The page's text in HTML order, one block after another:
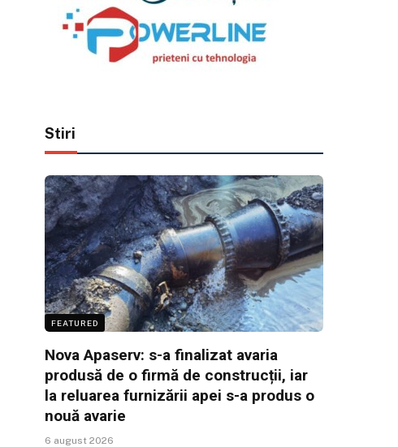
Stiri
FEATURED
Nova Apaserv: s-a finalizat avaria
produsă de o firmă de construcții, iar
la reluarea furnizării apei s-a produs o
nouă avarie
6 august 2026